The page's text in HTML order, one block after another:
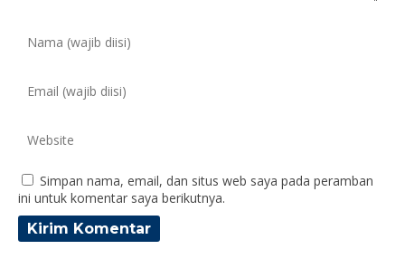
Simpan nama, email, dan situs web saya pada peramban
ini untuk komentar saya berikutnya.